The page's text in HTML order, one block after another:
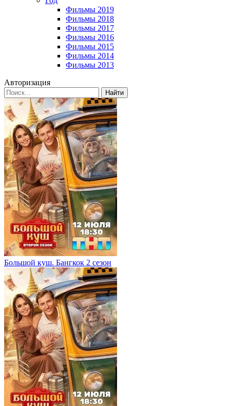
Фильмы 2019
Фильмы 2018
Фильмы 2017
Фильмы 2016
Фильмы 2015
Фильмы 2014
Фильмы 2013
Авторизация
Найти
Большой куш. Бангкок 2 сезон